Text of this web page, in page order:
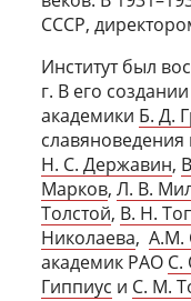
СССР,
Институт был
г. В его
академики Б. Д.
Н. С. Державин,
Марков,Л. В.
Толстой, В. Н.
Николаева,А.М.
академик РАО С.
Гиппиус и С. М.